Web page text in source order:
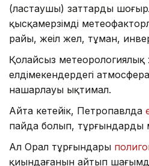
(ластаушы) заттардың
қысқамерзімді
райы, жеңіл жел, тұман,
Қолайсыз метеорологиялық
елдімекендердегі
нашарлауы ықтимал.
Айта кетейік, Петропавлда
пайда болып,
Ал Орал тұрғындары
қиындағанын айтып